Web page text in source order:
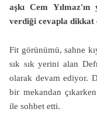
aşkı Cem
verdiği cevapla dikkat
Fit görünümü, sahne
sık sık yerini alan
olarak devam ediyor.
bir mekandan
ile sohbet etti.